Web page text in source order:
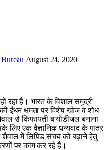
August 24, 2020
रहा है। भारत के विशाल समुद्री
ईंधन क्षमता पर विशेष खोज व शोध
से किफायती बायोडीजल बनाना
लिए एक वैज्ञानिक धन्यवाद के पात्र
शैवाल में लिपिड संचय को बढ़ाने हेतु
पर काम कर रहे हैं।